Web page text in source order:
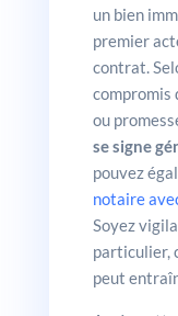
un bien
premier
contrat.
compromis
ou
se signe
pouvez
notaire
Soyez
particulier,
peut